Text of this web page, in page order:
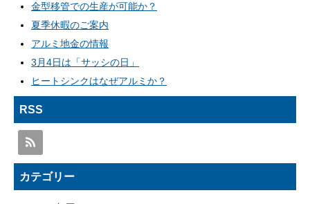
金型移管での生産が可能か？
夏季休暇のご案内
アルミ地金の情報
3月4日は「サッシの日」
ヒートシンクはなぜアルミか？
RSS
カテゴリー